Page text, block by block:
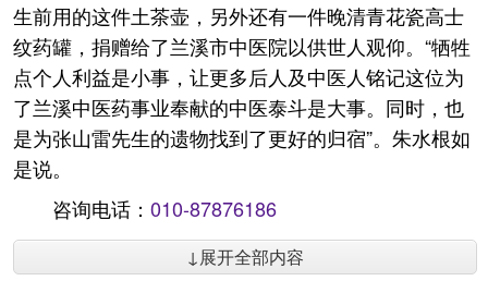
生前用的这件土茶壶，另外还有一件晚清青花瓷高士
纹药罐，捐赠给了兰溪市中医院以供世人观仰。“牺牲
点个人利益是小事，让更多后人及中医人铭记这位为
了兰溪中医药事业奉献的中医泰斗是大事。同时，也
是为张山雷先生的遗物找到了更好的归宿”。朱水根如
是说。
咨询电话： 010-87876186
↓展开全部内容